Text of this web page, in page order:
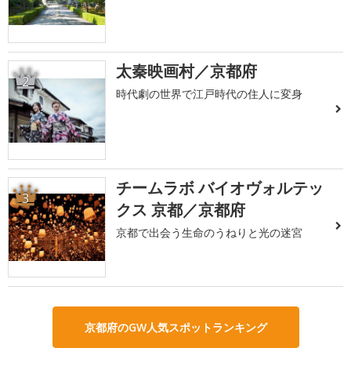
2 太秦映画村／京都府
時代劇の世界で江戸時代の住人に変身
3
チームラボ バイオヴォルテッ
クス 京都／京都府
京都で出会う生命のうねりと光の迷宮
京都府のGW人気スポットランキング